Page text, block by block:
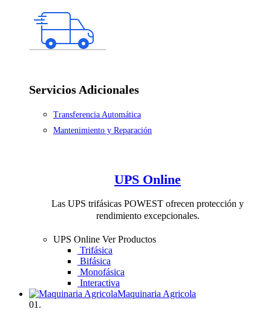
Servicios Adicionales
Transferencia Automática
Mantenimiento y Reparación
UPS Online
Las UPS trifásicas POWEST ofrecen protección y
rendimiento excepcionales.
UPS Online Ver Productos
Trifásica
Bifásica
Monofásica
Interactiva
Maquinaria Agricola
01.